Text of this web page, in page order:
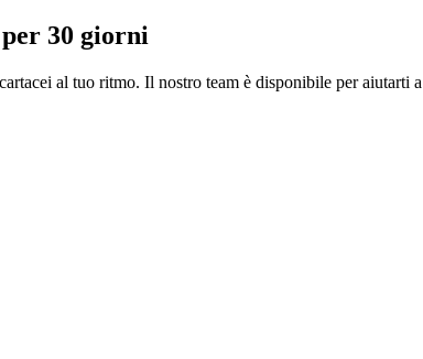
30 giorni
al tuo ritmo. Il nostro team è disponibile per aiutarti